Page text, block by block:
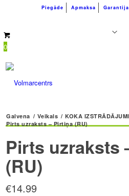
Piegāde Apmaksa
0
Galvena / Veikals / KOKA IZSTRĀDĀJUMI
Pirts uzraksts – Pirtiņa (RU)
Pirts uzraksts
(RU)
€14.99